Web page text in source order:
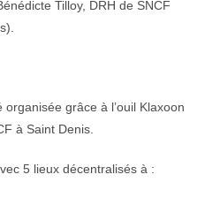
Tilloy, DRH de SNCF
grâce à l’ouil Klaxoon
à Saint Denis.
5 lieux décentralisés à :